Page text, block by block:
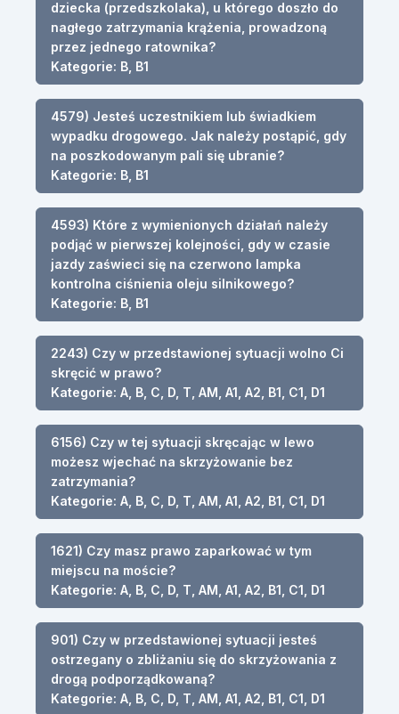
dziecka (przedszkolaka), u którego doszło do
nagłego zatrzymania krążenia, prowadzoną
przez jednego ratownika?
Kategorie: B, B1
4579) Jesteś uczestnikiem lub świadkiem
wypadku drogowego. Jak należy postąpić, gdy
na poszkodowanym pali się ubranie?
Kategorie: B, B1
4593) Które z wymienionych działań należy
podjąć w pierwszej kolejności, gdy w czasie
jazdy zaświeci się na czerwono lampka
kontrolna ciśnienia oleju silnikowego?
Kategorie: B, B1
2243) Czy w przedstawionej sytuacji wolno Ci
skręcić w prawo?
Kategorie: A, B, C, D, T, AM, A1, A2, B1, C1, D1
6156) Czy w tej sytuacji skręcając w lewo
możesz wjechać na skrzyżowanie bez
zatrzymania?
Kategorie: A, B, C, D, T, AM, A1, A2, B1, C1, D1
1621) Czy masz prawo zaparkować w tym
miejscu na moście?
Kategorie: A, B, C, D, T, AM, A1, A2, B1, C1, D1
901) Czy w przedstawionej sytuacji jesteś
ostrzegany o zbliżaniu się do skrzyżowania z
drogą podporządkowaną?
Kategorie: A, B, C, D, T, AM, A1, A2, B1, C1, D1